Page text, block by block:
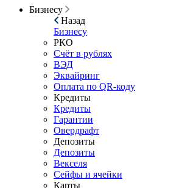
Бизнесу
Назад
Бизнесу
РКО
Счёт в рублях
ВЭД
Эквайринг
Оплата по QR-коду
Кредиты
Кредиты
Гарантии
Овердрафт
Депозиты
Депозиты
Векселя
Сейфы и ячейки
Карты